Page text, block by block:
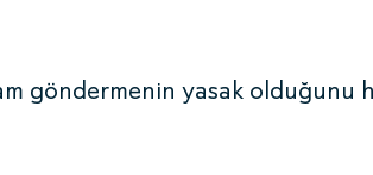
göndermenin yasak olduğunu